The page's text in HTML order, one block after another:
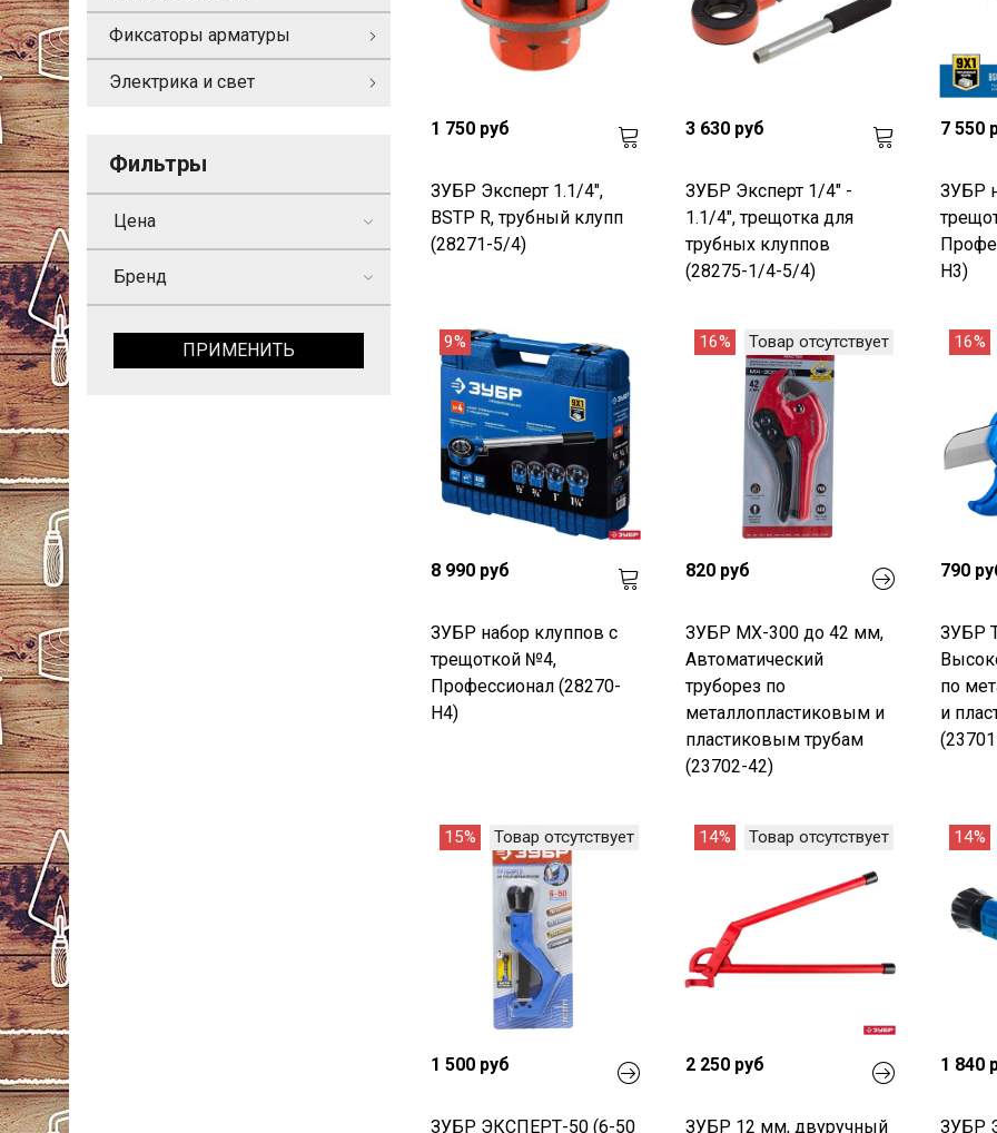
1 750 руб
ЗУБР Эксперт 1.1/4",
BSTP R, трубный клупп
(28271-5/4)
3 630 руб
ЗУБР Эксперт 1/4" -
1.1/4", трещотка для
трубных клуппов
(28275-1/4-5/4)
7 550
ЗУБР
H3)
9%
8 990 руб
ЗУБР набор клуппов с
трещоткой №4,
Профессионал (28270-
H4)
16% Товар отсутствует
820 руб
ЗУБР MX-300 до 42 мм,
Автоматический
труборез по
металлопластиковым и
пластиковым трубам
(23702-42)
16%
790
ЗУБР
по
и
15% Товар отсутствует
1 500 руб
ЗУБР ЭКСПЕРТ-50 (6-50
14% Товар отсутствует
2 250 руб
ЗУБР 12 мм, двуручный
14%
1 840
ЗУБР
Фиксаторы арматуры
Электрика и свет
Фильтры
Цена
Бренд
ПРИМЕНИТЬ